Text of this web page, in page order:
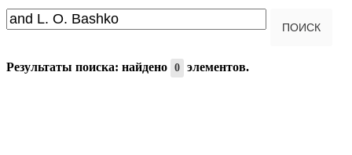
Введите текст для поиска...
ПОИСК
Результаты поиска: найдено 0 элементов.